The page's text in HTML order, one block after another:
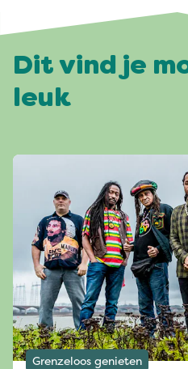
Dit vind je
leuk
Grenzeloos genieten